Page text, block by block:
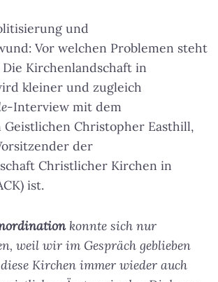
und
Vor welchen Problemen steht
Kirchenlandschaft in
kleiner und zugleich
-Interview mit dem
Geistlichen Christopher Easthill,
der
Christlicher Kirchen in
ist.
konnte sich nur
weil wir im Gespräch geblieben
Kirchen immer wieder auch